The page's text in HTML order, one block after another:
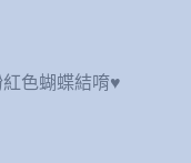
色蝴蝶結唷♥